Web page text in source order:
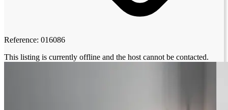
Reference: 016086
This listing is currently offline and the host cannot be contacted.